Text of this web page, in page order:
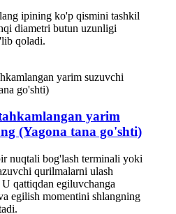
ipining ko'p qismini tashkil
diametri butun uzunligi
qoladi.
yarim
(Yagona tana go'shti)
nuqtali bog'lash terminali yoki
qurilmalarni ulash
qattiqdan egiluvchanga
egilish momentini shlangning